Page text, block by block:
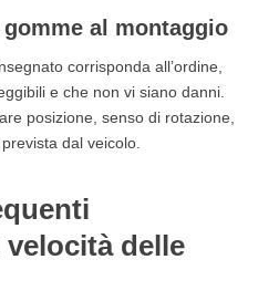
al montaggio
corrisponda all’ordine,
e che non vi siano danni.
posizione, senso di rotazione,
dal veicolo.
velocità delle